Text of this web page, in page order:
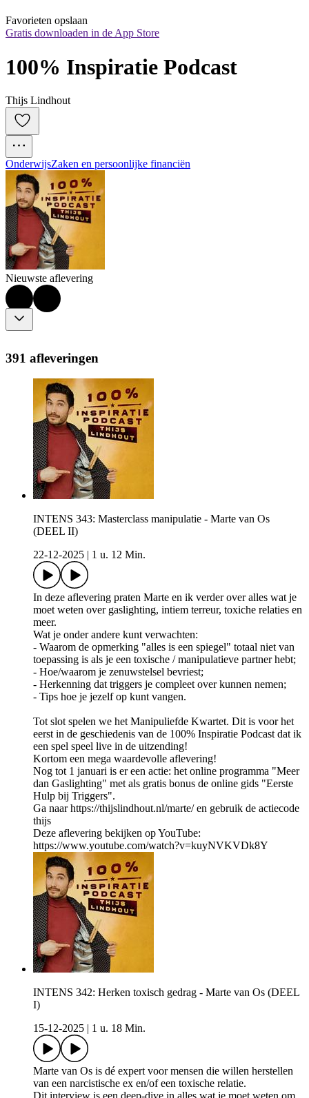
Favorieten opslaan
Gratis downloaden in de App Store
100% Inspiratie Podcast
Thijs Lindhout
OnderwijsZaken en persoonlijke financiën
Nieuwste aflevering
391 afleveringen
INTENS 343: Masterclass manipulatie - Marte van Os
(DEEL II)
22-12-2025
1 u. 12 Min.
In deze aflevering praten Marte en ik verder over alles wat je
moet weten over gaslighting, intiem terreur, toxiche relaties en
meer.
Wat je onder andere kunt verwachten:
- Waarom de opmerking "alles is een spiegel" totaal niet van
toepassing is als je een toxische / manipulatieve partner hebt;
- Hoe/waarom je zenuwstelsel bevriest;
- Herkenning dat triggers je compleet over kunnen nemen;
- Tips hoe je jezelf op kunt vangen.
Tot slot spelen we het Manipuliefde Kwartet. Dit is voor het
eerst in de geschiedenis van de 100% Inspiratie Podcast dat ik
een spel speel live in de uitzending!
Kortom een mega waardevolle aflevering!
Nog tot 1 januari is er een actie: het online programma "Meer
dan Gaslighting" met als gratis bonus de online gids "Eerste
Hulp bij Triggers".
Ga naar https://thijslindhout.nl/marte/ en gebruik de actiecode
thijs
Deze aflevering bekijken op YouTube:
https://www.youtube.com/watch?v=kuyNVKVDk8Y
INTENS 342: Herken toxisch gedrag - Marte van Os (DEEL
I)
15-12-2025
1 u. 18 Min.
Marte van Os is dé expert voor mensen die willen herstellen
van een narcistische ex en/of een toxische relatie.